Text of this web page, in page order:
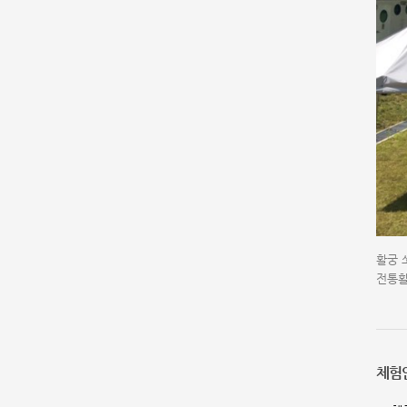
활궁
전통
체험